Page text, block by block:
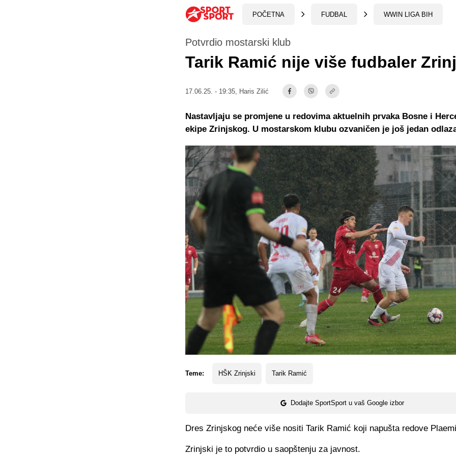
POČETNA FUDBAL WWIN LIGA BIH
Potvrdio mostarski klub
Tarik Ramić nije više fudbaler
17.06.25. - 19:35, Haris Zilić
Teme: HŠK Zrinjski Tarik Ramić
Dodajte SportSport u vaš Google izbor
Nastavljaju se promjene u redovima aktuelnih prvaka Bosne i
ekipe Zrinjskog. U mostarskom klubu ozvaničen je još jedan
Dres Zrinjskog neće više nositi Tarik Ramić koji napušta redove
Zrinjski je to potvrdio u saopštenju za javnost.